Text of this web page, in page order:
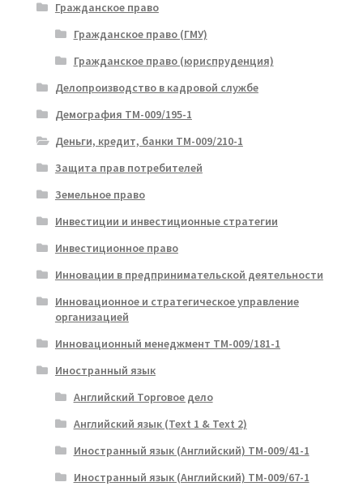
Гражданское право
Гражданское право (ГМУ)
Гражданское право (юриспруденция)
Делопроизводство в кадровой службе
Демография ТМ-009/195-1
Деньги, кредит, банки ТМ-009/210-1
Защита прав потребителей
Земельное право
Инвестиции и инвестиционные стратегии
Инвестиционное право
Инновации в предпринимательской деятельности
Инновационное и стратегическое управление
организацией
Инновационный менеджмент ТМ-009/181-1
Иностранный язык
Английский Торговое дело
Английский язык (Text 1 & Text 2)
Иностранный язык (Английский) ТМ-009/41-1
Иностранный язык (Английский) ТМ-009/67-1